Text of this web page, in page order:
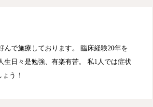
で施療しております。 臨床経験20年を
日々是勉強、有楽有苦。 私1人では症状
う！